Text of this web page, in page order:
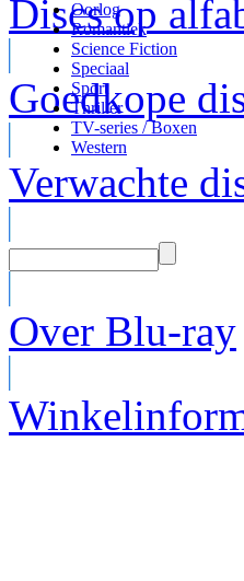
Discs op
Goedkope
Verwachte
Over Blu-ray
Oorlog
Romantiek
Science Fiction
Speciaal
Sport
Thriller
TV-series / Boxen
Western